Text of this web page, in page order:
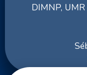
DIMNP,